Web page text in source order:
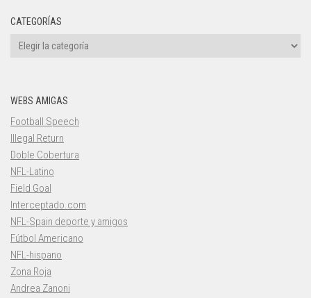
CATEGORÍAS
Categorías
WEBS AMIGAS
Football Speech
Illegal Return
Doble Cobertura
NFL-Latino
Field Goal
Interceptado.com
NFL-Spain deporte y amigos
Fútbol Americano
NFL-hispano
Zona Roja
Andrea Zanoni